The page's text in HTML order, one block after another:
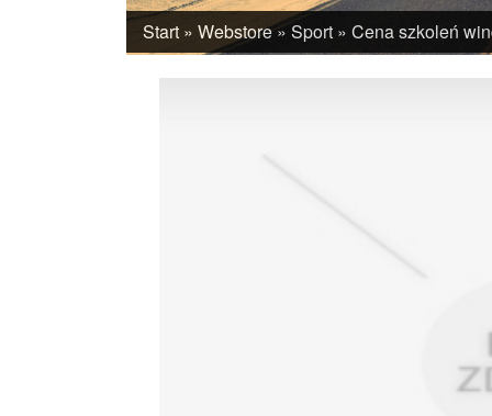
Start » Webstore» Sport » Cena szkoleń